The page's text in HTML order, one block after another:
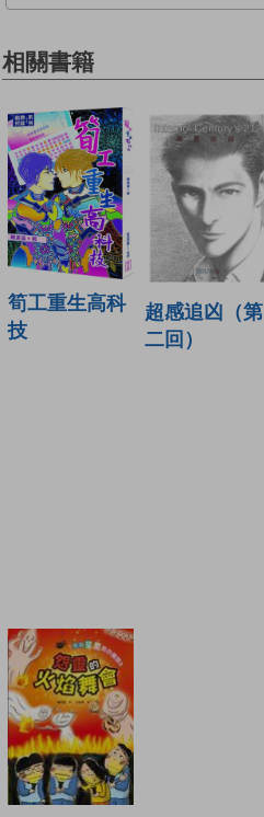
相關書籍
筍工重生高科
技
超感追凶（第
二回）